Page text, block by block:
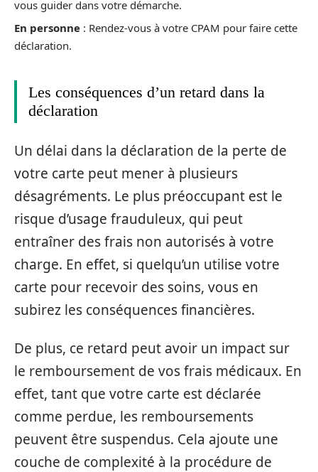
vous guider dans votre démarche.
En personne : Rendez-vous à votre CPAM pour faire cette
déclaration.
Les conséquences d’un retard dans la
déclaration
Un délai dans la déclaration de la perte de
votre carte peut mener à plusieurs
désagréments. Le plus préoccupant est le
risque d’usage frauduleux, qui peut
entraîner des frais non autorisés à votre
charge. En effet, si quelqu’un utilise votre
carte pour recevoir des soins, vous en
subirez les conséquences financières.
De plus, ce retard peut avoir un impact sur
le remboursement de vos frais médicaux. En
effet, tant que votre carte est déclarée
comme perdue, les remboursements
peuvent être suspendus. Cela ajoute une
couche de complexité à la procédure de